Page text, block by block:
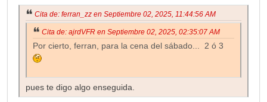
Cita de: ferran_zz en Septiembre 02, 2025, 11:44:56 AM
Cita de: ajrdVFR en Septiembre 02, 2025, 02:35:07 AM
Por cierto, ferran, para la cena del sábado... 2 ó 3
pues te digo algo enseguida.